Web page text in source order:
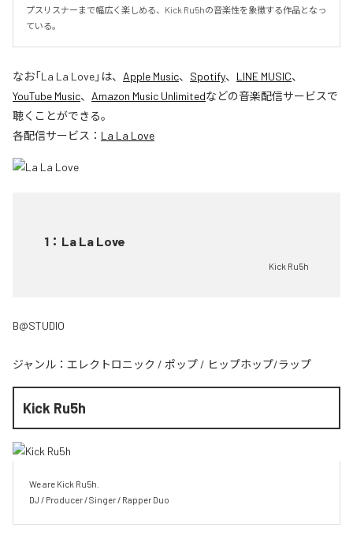
プスリスナーまで幅広く楽しめる、Kick Ru5hの音楽性を象徴する作品となっ
ている。
なお「La La Love」は、 Apple Music、 Spotify、 LINE MUSIC、
YouTube Music、 Amazon Music Unlimitedなどの音楽配信サービスで
聴くことができる。
各配信サービス： La La Love
1 ： La La Love
Kick Ru5h
B@STUDIO
ジャンル： エレクトロニック / ポップ / ヒップホップ/ラップ
Kick Ru5h
We are Kick Ru5h.
DJ / Producer / Singer / Rapper Duo